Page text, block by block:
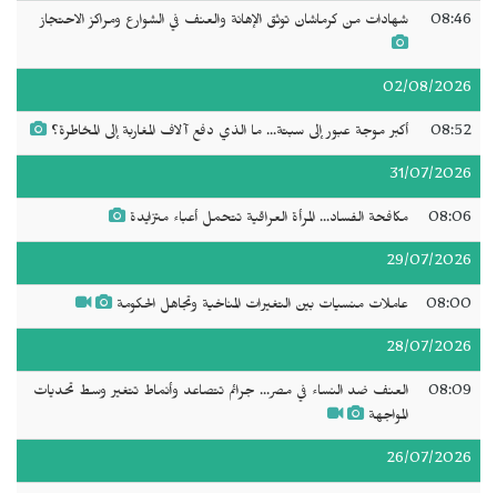
08:46 شهادات من كرماشان توثق الإهانة والعنف في الشوارع ومراكز الاحتجاز
02/08/2026
08:52 أكبر موجة عبور إلى سبتة... ما الذي دفع آلاف المغاربة إلى المخاطرة؟
31/07/2026
08:06 مكافحة الفساد... المرأة العراقية تتحمل أعباء متزايدة
29/07/2026
08:00 عاملات منسيات بين التغيرات المناخية وتجاهل الحكومة
28/07/2026
08:09
العنف ضد النساء في مصر... جرائم تتصاعد وأنماط تتغير وسط تحديات
المواجهة
26/07/2026